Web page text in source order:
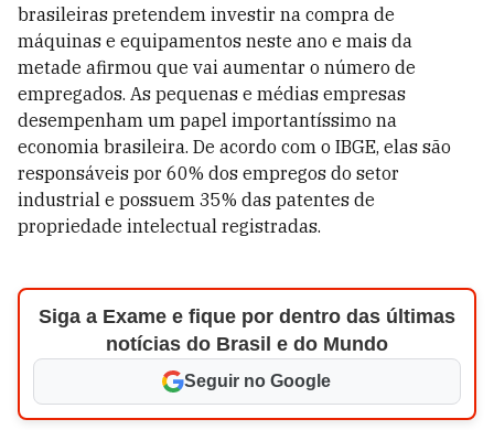
brasileiras pretendem investir na compra de
máquinas e equipamentos neste ano e mais da
metade afirmou que vai aumentar o número de
empregados. As pequenas e médias empresas
desempenham um papel importantíssimo na
economia brasileira. De acordo com o IBGE, elas são
responsáveis por 60% dos empregos do setor
industrial e possuem 35% das patentes de
propriedade intelectual registradas.
Siga a Exame e fique por dentro das últimas
notícias do Brasil e do Mundo
Seguir no Google